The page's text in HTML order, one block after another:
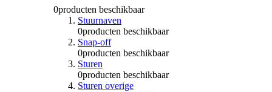
0producten beschikbaar
Stuurnaven
0producten beschikbaar
Snap-off
0producten beschikbaar
Sturen
0producten beschikbaar
Sturen overige